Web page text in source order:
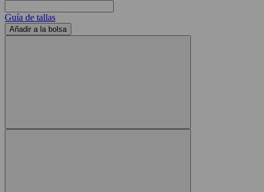
Guía de tallas
Añadir a la bolsa